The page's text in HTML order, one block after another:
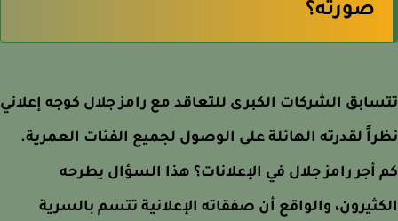
صورته؟
الشركات الكبرى للتعاقد مع رامز جلال كوجه إعلاني
لقدرته الهائلة على الوصول لجميع الفئات العمرية.
أجر رامز جلال في الإعلانات؟ هذا السؤال يطرحه
والواقع أن صفقاته الإعلانية تتسم بالسرية